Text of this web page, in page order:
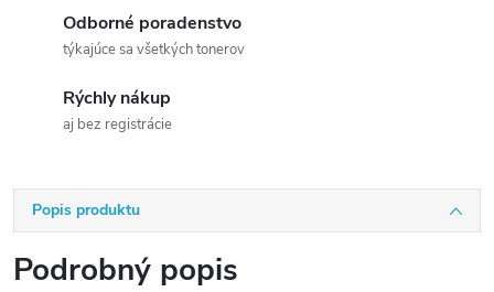
Odborné poradenstvo
týkajúce sa všetkých tonerov
Rýchly nákup
aj bez registrácie
Popis produktu
Podrobný popis